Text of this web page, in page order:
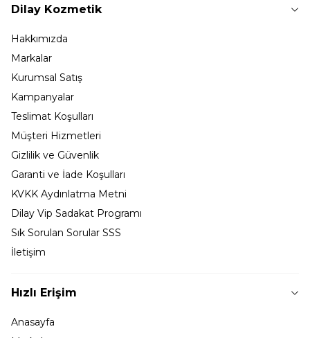
Dilay Kozmetik
Hakkımızda
Markalar
Kurumsal Satış
Kampanyalar
Teslimat Koşulları
Müşteri Hizmetleri
Gizlilik ve Güvenlik
Garanti ve İade Koşulları
KVKK Aydınlatma Metni
Dilay Vip Sadakat Programı
Sık Sorulan Sorular SSS
İletişim
Hızlı Erişim
Anasayfa